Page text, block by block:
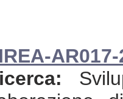
IREA-